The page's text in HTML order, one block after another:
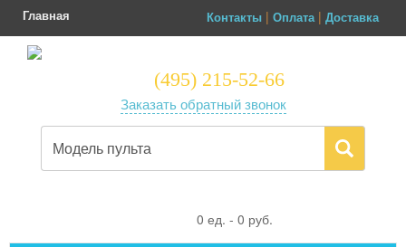
Главная Контакты | Оплата | Доставка
(495) 215-52-66
Заказать обратный звонок
0 ед. - 0 руб.